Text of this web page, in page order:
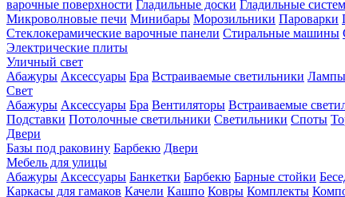
варочные поверхности Гладильные доски Гладильные
Микроволновые печи Минибары Морозильники Пароварки
Стеклокерамические варочные панели Стиральные машины
Электрические плиты
Уличный свет
Абажуры Аксессуары Бра Встраиваемые светильники Лампы
Свет
Абажуры Аксессуары Бра Вентиляторы Встраиваемые
Подставки Потолочные светильники Светильники Споты
Двери
Базы под раковину Барбекю Двери
Мебель для улицы
Абажуры Аксессуары Банкетки Барбекю Барные стойки
Каркасы для гамаков Качели Кашпо Ковры Комплекты